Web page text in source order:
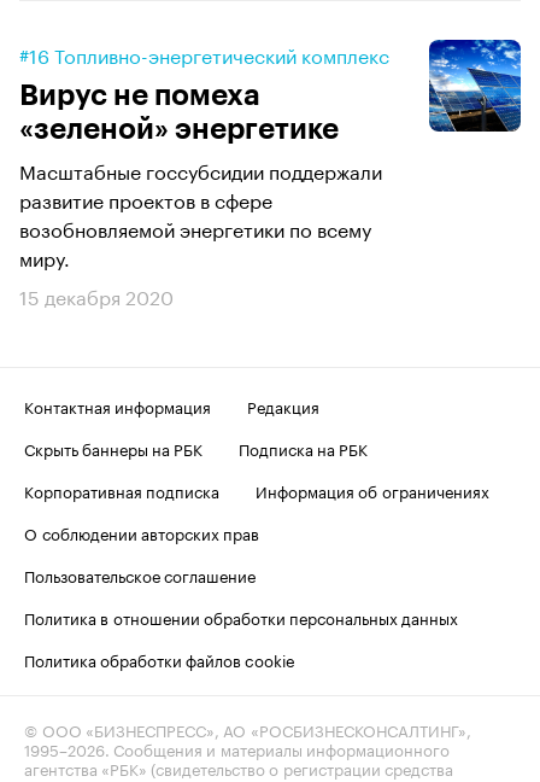
#16 Топливно-энергетический комплекс
Вирус не помеха
«зеленой» энергетике
Масштабные госсубсидии поддержали
развитие проектов в сфере
возобновляемой энергетики по всему
миру.
15 декабря 2020
Контактная информация
Редакция
Скрыть баннеры на РБК
Подписка на РБК
Корпоративная подписка
Информация об ограничениях
О соблюдении авторских прав
Пользовательское соглашение
Политика в отношении обработки персональных данных
Политика обработки файлов cookie
© ООО «БИЗНЕСПРЕСС», АО «РОСБИЗНЕСКОНСАЛТИНГ»,
1995–2026. Сообщения и материалы информационного
агентства «РБК» (свидетельство о регистрации средства